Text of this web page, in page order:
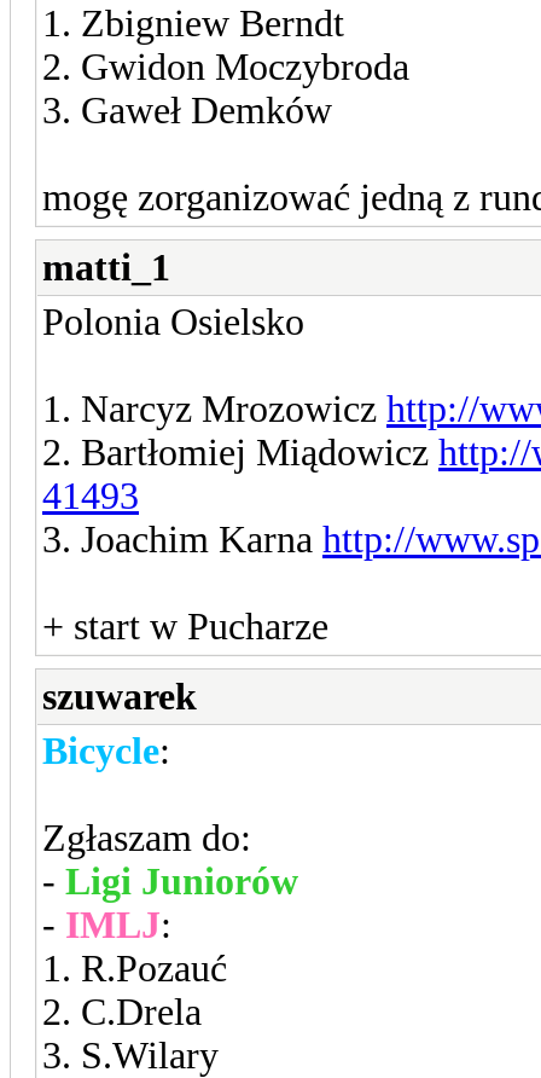
1. Zbigniew Berndt
2. Gwidon Moczybroda
3. Gaweł Demków
mogę zorganizować jedną z
matti_1
Polonia Osielsko
1. Narcyz Mrozowicz http://
2. Bartłomiej Miądowicz http://
41493
3. Joachim Karna http://
+ start w Pucharze
szuwarek
Bicycle:
Zgłaszam do:
- Ligi Juniorów
- IMLJ:
1. R.Pozauć
2. C.Drela
3. S.Wilary